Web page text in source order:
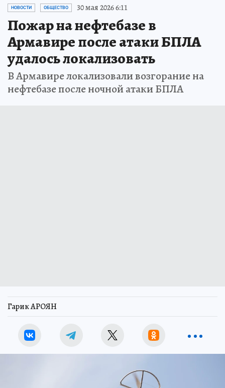
НОВОСТИ ОБЩЕСТВО 30 мая 2026 6:11
Пожар на нефтебазе в
Армавире после атаки БПЛА
удалось локализовать
В Армавире локализовали возгорание на
нефтебазе после ночной атаки БПЛА
Гарик АРОЯН